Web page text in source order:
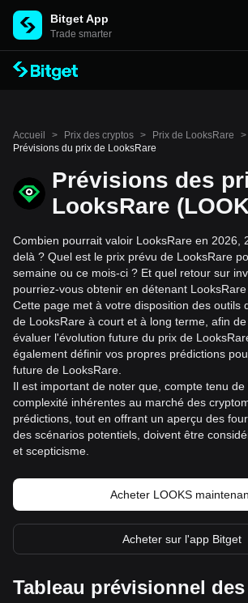
Bitget App
Trade smarter
Accueil > Prix des cryptos > Prix de LooksRare
>
Prévisions du prix de LooksRare
Prévisions des
LooksRare
Combien pourrait valoir LooksRare en 2026,
delà ? Quel est le prix prévu de LooksRare
semaine ou ce mois-ci ? Et quel retour sur
pourriez-vous obtenir en détenant
Cette page met à votre disposition des outils
de LooksRare à court et à long terme, afin
évaluer l'évolution future du prix de
également définir vos propres prédictions
future de LooksRare.
Il est important de noter que, compte tenu de
complexité inhérentes au marché des
prédictions, tout en offrant un aperçu des
des scénarios potentiels, doivent être
et scepticisme.
Acheter LOOKS
Acheter sur l'app Bitget
Tableau prévisionnel